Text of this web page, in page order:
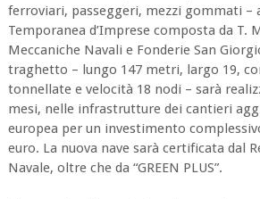
ferroviari, passeggeri, mezzi gommati –
Temporanea d’Imprese composta da T.
Meccaniche Navali e Fonderie San
traghetto – lungo 147 metri, largo 19,
tonnellate e velocità 18 nodi – sarà
mesi, nelle infrastrutture dei cantieri
europea per un investimento
euro. La nuova nave sarà certificata dal
Navale, oltre che da “GREEN PLUS”.